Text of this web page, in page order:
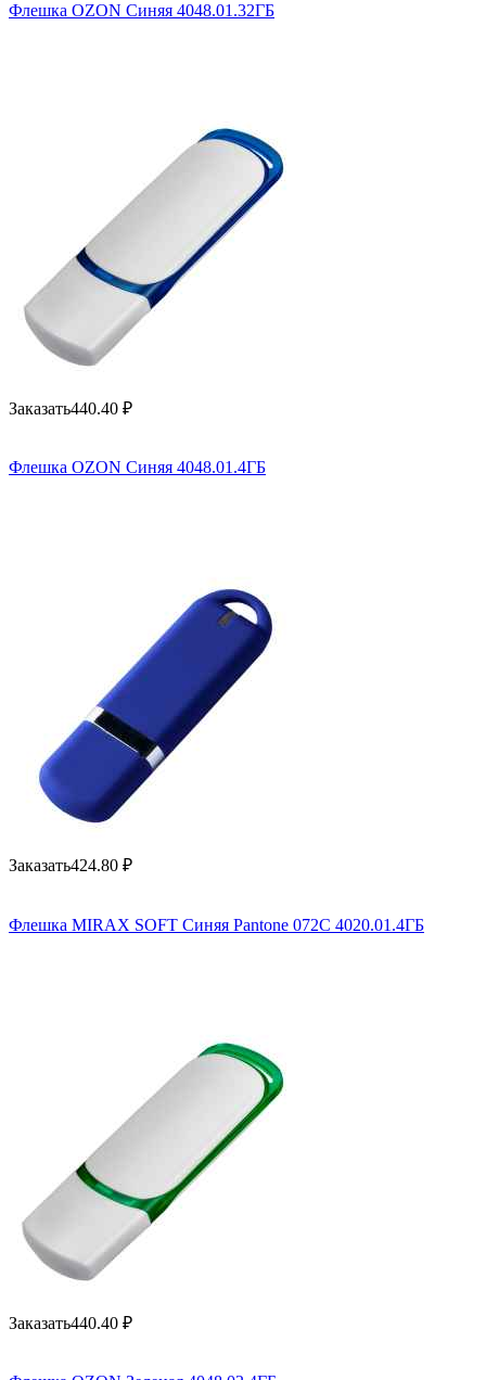
Флешка OZON Синяя 4048.01.32ГБ
Заказать440.40 ₽
Флешка OZON Синяя 4048.01.4ГБ
Заказать424.80 ₽
Флешка MIRAX SOFT Синяя Pantone 072C 4020.01.4ГБ
Заказать440.40 ₽